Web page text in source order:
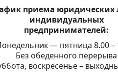
приема
индивидуальных
предпринимателей:
— пятница 8.00 –
Без обеденного перерыва
воскресенье –